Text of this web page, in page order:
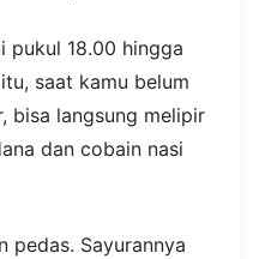
pukul 18.00 hingga
saat kamu belum
bisa langsung melipir
dan cobain nasi
pedas. Sayurannya